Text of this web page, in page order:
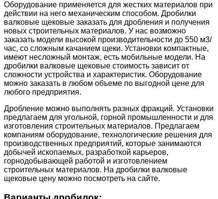
Оборудование применяется для жестких материалов при
действии на него механическим способом. Дробилки
валковые щековые заказать для дробления и получения
новых строительных материалов. У нас возможно
заказать модели высокой производительности до 550 м3/
час, со сложным качанием щеки. Установки компактные,
имеют несложный монтаж, есть мобильные модели. На
дробилки валковые щековые стоимость зависит от
сложности устройства и характеристик. Оборудование
можно заказать в любом объеме по выгодной цене для
любого предприятия.
Дробление можно выполнять разных фракций. Установки
предлагаем для угольной, горной промышленности и для
изготовления строительных материалов. Предлагаем
компаниям оборудование, технологические решения для
производственных предприятий, которые занимаются
добычей ископаемых, разработкой карьеров,
горнодобывающей работой и изготовлением
строительных материалов. На дробилки валковые
щековые цену можно посмотреть на сайте.